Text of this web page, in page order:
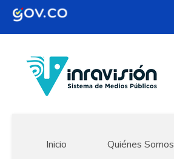
Pasar al contenido principal
Inicio Quiénes Somos